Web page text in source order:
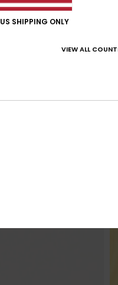
US SHIPPING ONLY
VIEW ALL